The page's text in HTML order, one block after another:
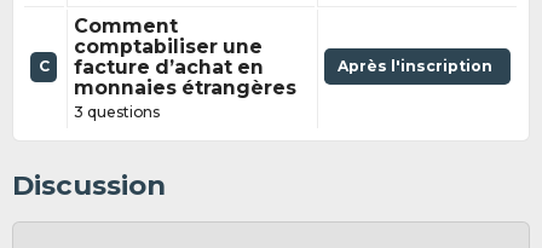
C
Comment
comptabiliser une
facture d’achat en
monnaies étrangères
3 questions
Après l'inscription
Discussion